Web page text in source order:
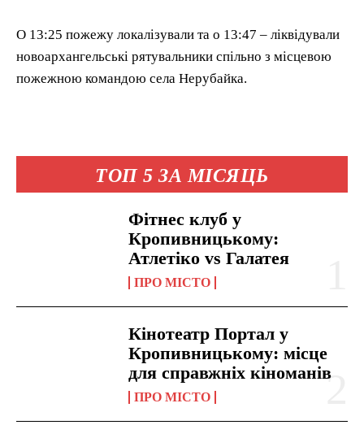
ТОП 5 ЗА МІСЯЦЬ
Фітнес клуб у
Кропивницькому:
Атлетіко vs Галатея
ПРО МІСТО
Кінотеатр Портал у
Кропивницькому: місце
для справжніх кіноманів
ПРО МІСТО
О 13:25 пожежу локалізували та о 13:47 – ліквідували
новоархангельські рятувальники спільно з місцевою
пожежною командою села Нерубайка.